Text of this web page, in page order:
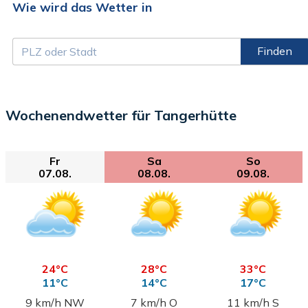
Wie wird das Wetter in
Finden
Wochenendwetter für Tangerhütte
Fr
07.08.
Sa
08.08.
So
09.08.
24°C
11°C
28°C
14°C
33°C
17°C
9 km/h NW
7 km/h O 11 km/h S